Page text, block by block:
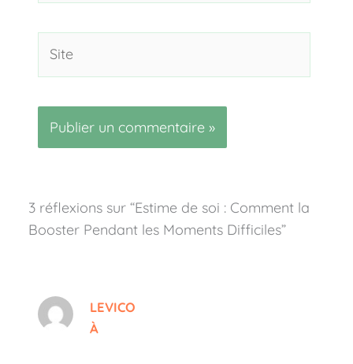
3 réflexions sur “Estime de soi : Comment la
Booster Pendant les Moments Difficiles”
LEVICO
À